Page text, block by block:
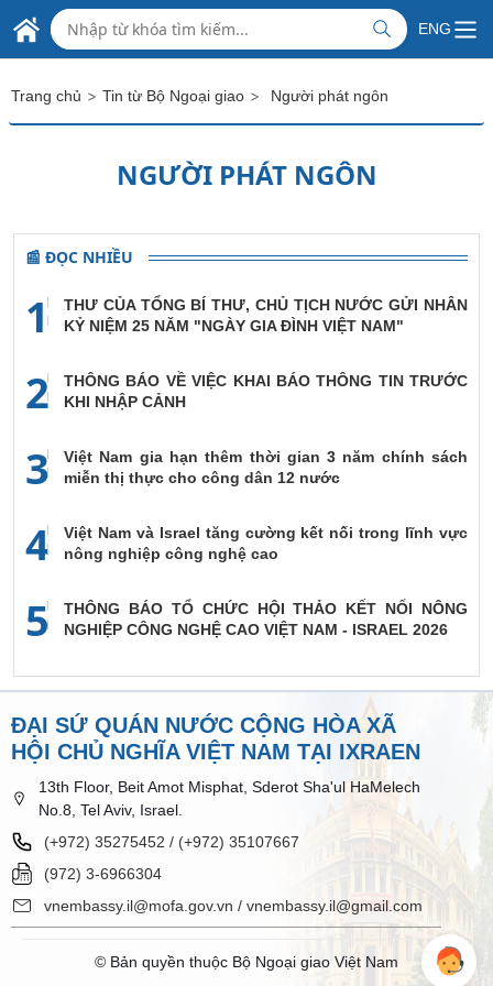
Skip to Main Content
ĐẠI SỨ QUÁN VIỆT NAM
TẠI IXRAEN
ENG
Trang chủ > Tin từ Bộ Ngoại giao > Người phát ngôn
NGƯỜI PHÁT NGÔN
📰 ĐỌC NHIỀU
1
THƯ CỦA TỔNG BÍ THƯ, CHỦ TỊCH NƯỚC GỬI NHÂN
KỶ NIỆM 25 NĂM "NGÀY GIA ĐÌNH VIỆT NAM"
2
THÔNG BÁO VỀ VIỆC KHAI BÁO THÔNG TIN TRƯỚC
KHI NHẬP CẢNH
3
Việt Nam gia hạn thêm thời gian 3 năm chính sách
miễn thị thực cho công dân 12 nước
4
Việt Nam và Israel tăng cường kết nối trong lĩnh vực
nông nghiệp công nghệ cao
5
THÔNG BÁO TỔ CHỨC HỘI THẢO KẾT NỐI NÔNG
NGHIỆP CÔNG NGHỆ CAO VIỆT NAM - ISRAEL 2026
ĐẠI SỨ QUÁN NƯỚC CỘNG HÒA XÃ
HỘI CHỦ NGHĨA VIỆT NAM TẠI IXRAEN
13th Floor, Beit Amot Misphat, Sderot Sha'ul HaMelech
No.8, Tel Aviv, Israel.
(+972) 35275452 / (+972) 35107667
(972) 3-6966304
vnembassy.il@mofa.gov.vn / vnembassy.il@gmail.com
© Bản quyền thuộc Bộ Ngoại giao Việt Nam